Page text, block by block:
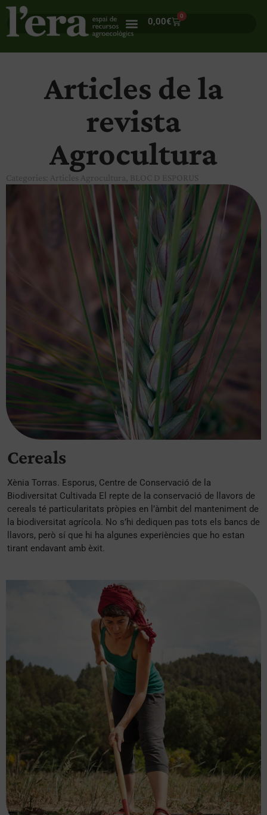
0,00€
0
Articles de la
revista
Agrocultura
Cereals
Xènia Torras. Esporus, Centre de Conservació de la
Biodiversitat Cultivada El repte de la conservació de llavors de
cereals té particularitats pròpies en l’àmbit del manteniment de
la biodiversitat agrícola. No s’hi dediquen pas tots els bancs de
llavors, però sí que hi ha algunes experiències que ho estan
tirant endavant amb èxit.